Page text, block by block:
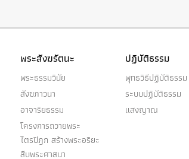
พระสังฆรัตนะ
พระธรรมวินัย
สังฆภาวนา
อาจาริยธรรม
โครงการถวายพระ
ไตรปิฎก สร้างพระอริยะ
สืบพระศาสนา
ปฏิบัติธรรม
พุทธวิธีปฏิบัติธรรม
ระบบปฏิบัติธรรม
แสงญาณ